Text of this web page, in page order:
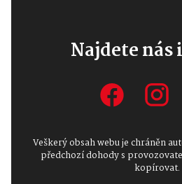
Najdete nás
Veškerý obsah webu je chráněn
předchozí dohody s
kopírovat.